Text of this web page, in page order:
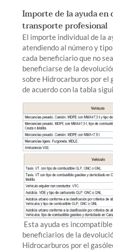
Importe de la ayuda
transporte profesional
El importe individual de la
atendiendo al número y
cada beneficiario que no
beneficiarse de la
sobre Hidrocarburos por el
de acuerdo con la tabla
Esta ayuda es
beneficiarios de la
Hidrocarburos por el